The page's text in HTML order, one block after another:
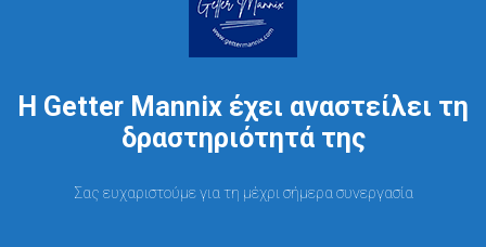
Η Getter Mannix έχει αναστείλει τη
δραστηριότητά της
Σας ευχαριστούμε για τη μέχρι σήμερα συνεργασία